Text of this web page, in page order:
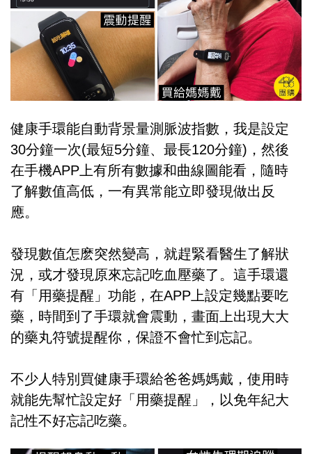
健康手環能自動背景量測脈波指數，我是設定
30分鐘一次(最短5分鐘、最長120分鐘)，然後
在手機APP上有所有數據和曲線圖能看，隨時
了解數值高低，一有異常能立即發現做出反
應。
發現數值怎麽突然變高，就趕緊看醫生了解狀
況，或才發現原來忘記吃血壓藥了。這手環還
有「用藥提醒」功能，在APP上設定幾點要吃
藥，時間到了手環就會震動，畫面上出現大大
的藥丸符號提醒你，保證不會忙到忘記。
不少人特別買健康手環給爸爸媽媽戴，使用時
就能先幫忙設定好「用藥提醒」，以免年紀大
記性不好忘記吃藥。